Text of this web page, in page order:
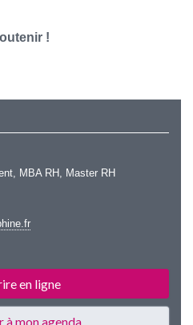
!
MBA RH, Master RH
en ligne
à mon agenda